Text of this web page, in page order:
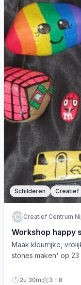
Schilderen Creatief
CCNCreatief Centrum
Workshop happy
Maak kleurrijke,
stones maken' op 23
2u 30m 3 - 8